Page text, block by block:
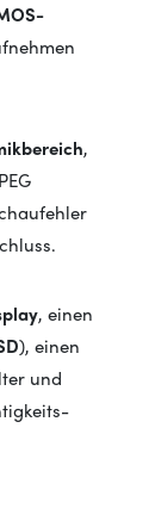
,
, einen
), einen
und